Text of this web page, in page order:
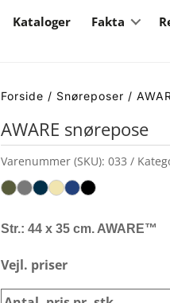
Kataloger Fakta
Forside / Snøreposer /
AWARE snørepose
Varenummer (SKU): 033
Str.: 44 x 35 cm. AWARE™
Vejl. priser